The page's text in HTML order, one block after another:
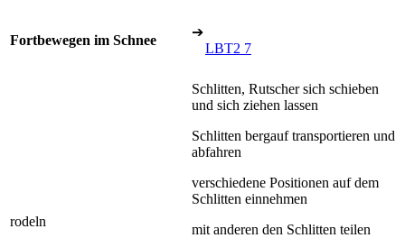
Fortbewegen im Schnee
➔
LBT2 7
rodeln
Schlitten, Rutscher sich schieben
und sich ziehen lassen
Schlitten bergauf transportieren und
abfahren
verschiedene Positionen auf dem
Schlitten einnehmen
mit anderen den Schlitten teilen